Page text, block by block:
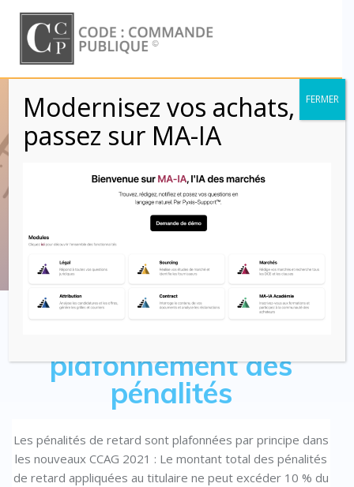
to
content
Plafonnement des
pénalités (Clauses
CCAP)
Code : Commande Publique
plafonnement des
pénalités
Les pénalités de retard sont plafonnées par principe dans
les nouveaux CCAG 2021 : Le montant total des pénalités
de retard appliquées au titulaire ne peut excéder 10 % du
Modernisez vos achats,
passez sur MA-IA
FERMER